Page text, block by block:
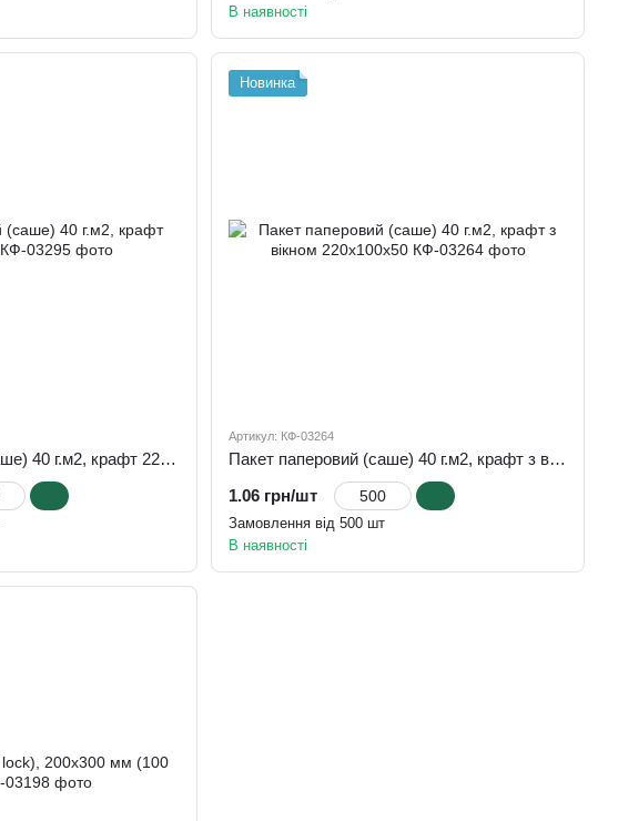
В наявності
Пакет паперовий (саше) 40 г.м2, крафт 220х140х50
Новинка
Артикул: КФ-03264
Пакет паперовий (саше) 40 г.м2, крафт з вікном 220х100х50
1.06 грн/шт
Замовлення від 500 шт
В наявності